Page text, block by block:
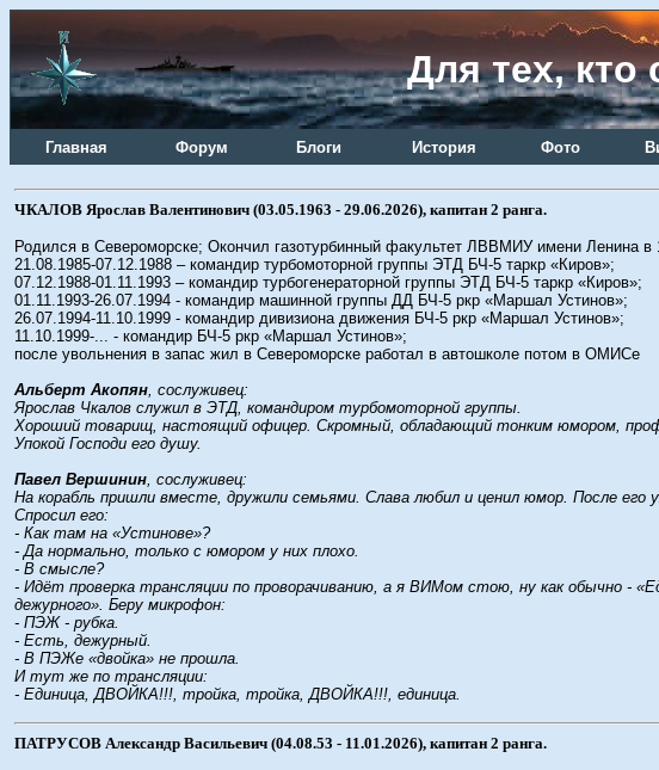
Для тех, кто
Главная Форум Блоги История Фото
ЧКАЛОВ Ярослав Валентинович (03.05.1963 - 29.06.2026), капитан 2 ранга.
Родился в Североморске; Окончил газотурбинный факультет ЛВВМИУ имени Ленина в
21.08.1985-07.12.1988 – командир турбомоторной группы ЭТД БЧ-5 таркр «Киров»;
07.12.1988-01.11.1993 – командир турбогенераторной группы ЭТД БЧ-5 таркр «Киров»;
01.11.1993-26.07.1994 - командир машинной группы ДД БЧ-5 ркр «Маршал Устинов»;
26.07.1994-11.10.1999 - командир дивизиона движения БЧ-5 ркр «Маршал Устинов»;
11.10.1999-... - командир БЧ-5 ркр «Маршал Устинов»;
после увольнения в запас жил в Североморске работал в автошколе потом в ОМИСе
Альберт Акопян, сослуживец:
Ярослав Чкалов служил в ЭТД, командиром турбомоторной группы.
Хороший товарищ, настоящий офицер. Скромный, обладающий тонким юмором,
Упокой Господи его душу.
Павел Вершинин, сослуживец:
На корабль пришли вместе, дружили семьями. Слава любил и ценил юмор. После
Спросил его:
- Как там на «Устинове»?
- Да нормально, только с юмором у них плохо.
- В смысле?
- Идёт проверка трансляции по проворачиванию, а я ВИМом стою, ну как обычно -
дежурного». Беру микрофон:
- ПЭЖ - рубка.
- Есть, дежурный.
- В ПЭЖе «двойка» не прошла.
И тут же по трансляции:
- Единица, ДВОЙКА!!!, тройка, тройка, ДВОЙКА!!!, единица.
ПАТРУСОВ Александр Васильевич (04.08.53 - 11.01.2026), капитан 2 ранга.